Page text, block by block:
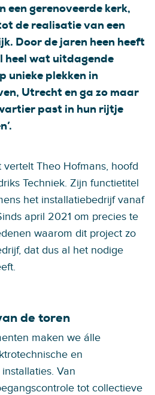
een gerenoveerde kerk,
de realisatie van een
Door de jaren heen heeft
heel wat uitdagende
unieke plekken in
Utrecht en ga zo maar
past in hun rijtje
vertelt Theo Hofmans, hoofd
Techniek. Zijn functietitel
het installatiebedrijf vanaf
april 2021 om precies te
waarom dit project zo
dat dus al het nodige
de toren
maken we álle
en
Van
tot collectieve